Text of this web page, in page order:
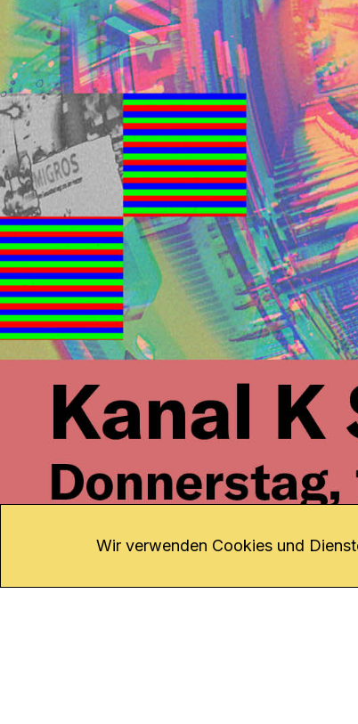
Der ganze Abend wird
Lieblingsfrequenz
Künstler*innen, mit
und mit Besucher*innen.
Der Anlass ist öffentlich,
Freund*innen mit.
KONTAKT
Rohrerstrasse 20
Tel.062 834 90 81
Wir verwenden Cookies und